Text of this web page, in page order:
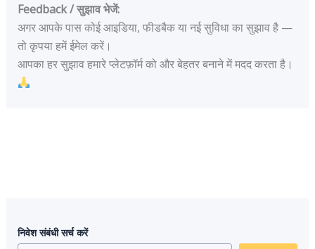
Feedback / सुझाव भेजें:
अगर आपके पास कोई आइडिया, फीडबैक या नई सुविधा का सुझाव है —
तो कृपया हमें ईमेल करें।
आपका हर सुझाव हमारे प्लेटफ़ॉर्म को और बेहतर बनाने में मदद करता है।
निवेश संबंधी सर्च करें